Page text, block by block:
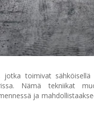
toimivat
Nämä tekniikat
ja